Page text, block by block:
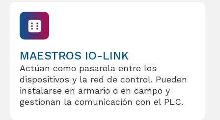
MAESTROS IO-LINK
Actúan como pasarela entre los
dispositivos y la red de control. Pueden
instalarse en armario o en campo y
gestionan la comunicación con el PLC.